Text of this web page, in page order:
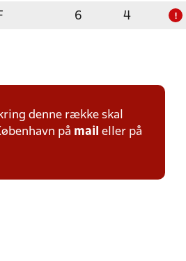
6 4 !
denne række skal
på mail eller på